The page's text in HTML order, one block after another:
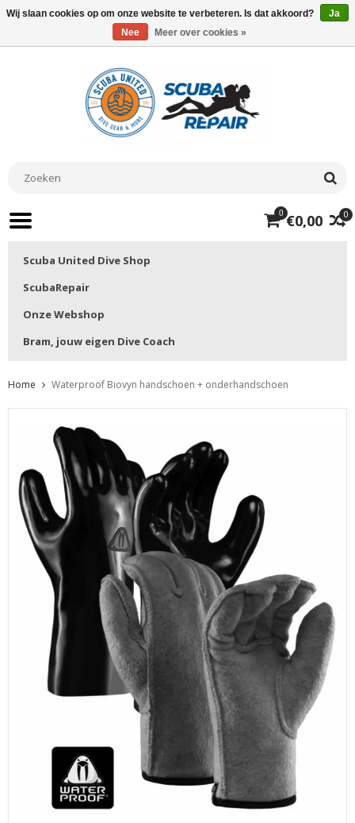
0
0 €0,00
Scuba United Dive Shop
ScubaRepair
Onze Webshop
Bram, jouw eigen Dive Coach
Home Waterproof Biovyn handschoen + onderhandschoen
Wij slaan cookies op om onze website te verbeteren. Is dat akkoord?
Ja
Nee
Meer over cookies »